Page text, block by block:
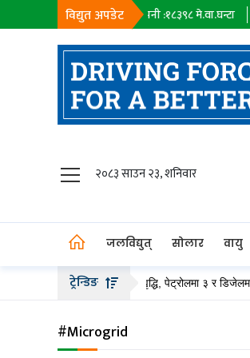
विद्युत अपडेट
सहायक कम्पनी :१८३९८मे.वा.घन्टा
२०८३ साउन २३, शनिवार
जलविद्युत् सोलार वायु
वायु
बायोग्यास
पेट्रोलियम
ट्रेन्डिङ
पेट्रोलियम पदार्थको मूल्य वृद्धि, पेट्रोलमा ३ र डिजेलमा
#Microgrid